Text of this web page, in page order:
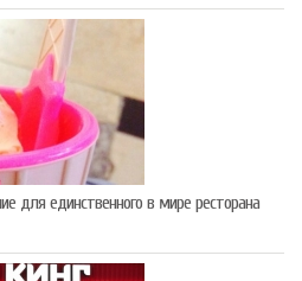
для единственного в мире ресторана